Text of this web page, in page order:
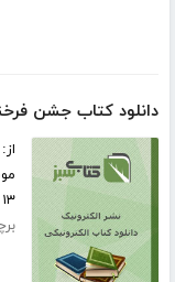
دانلود کتاب جشن
۱۳ صفحه